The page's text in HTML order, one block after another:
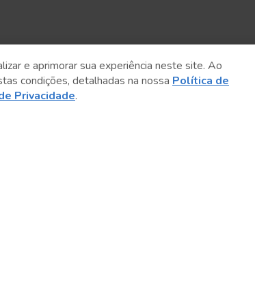
e aprimorar sua experiência neste site. Ao
condições, detalhadas na nossa Política de
Privacidade.